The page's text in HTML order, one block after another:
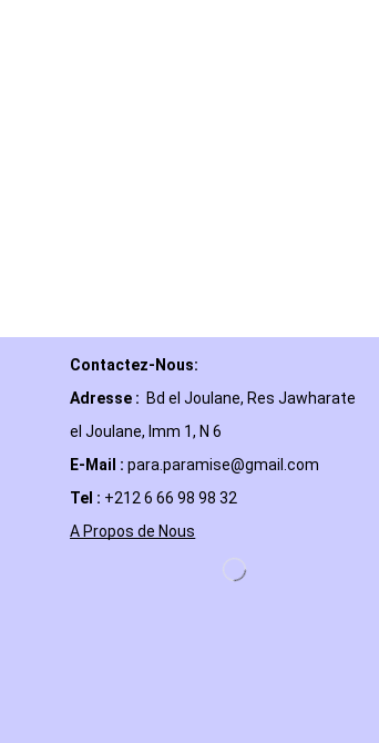
Contactez-Nous:
Adresse : Bd el Joulane, Res Jawharate
el Joulane, Imm 1, N 6
E-Mail : para.paramise@gmail.com
Tel : +212 6 66 98 98 32
A Propos de Nous